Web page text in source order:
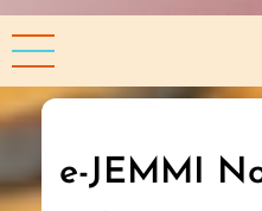
e-JEMMI